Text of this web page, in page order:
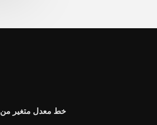
خط معدل متغير من